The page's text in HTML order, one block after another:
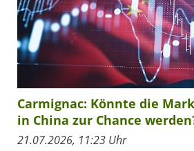
Carmignac: Könnte die
in China zur Chance
21.07.2026, 11:23 Uhr